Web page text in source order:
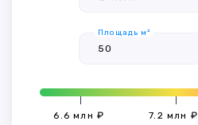
Площадь м²
6.6 млн ₽ 7.2 млн ₽